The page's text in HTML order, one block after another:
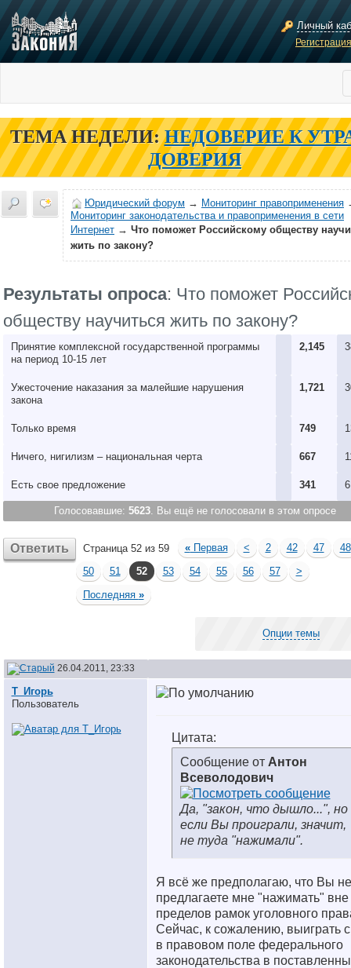
Личный
ТЕМА НЕДЕЛИ: НЕДОВЕРИЕ К
ДОВЕРИЯ
Юридический форум → Мониторинг правоприменения
Мониторинг законодательства и правоприменения в сети
Интернет → Что поможет Российскому обществу
жить по закону?
Результаты опроса: Что поможет
обществу научиться жить по закону?
Принятие комплексной государственной программы
на период 10-15 лет
2,145
Ужесточение наказания за малейшие нарушения
закона
1,721
Только время 749
Ничего, нигилизм – национальная черта 667
Есть свое предложениe 341
Голосовавшие: 5623. Вы ещё не голосовали в этом опросе
Ответить Страница 52 из 59 «Первая < 2 42 47
48
50
51 52 53 54 55 56 57
>
Последняя »
Опции темы
26.04.2011, 23:33
Т_Игорь
Пользователь
Цитата:
Сообщение от Антон
Всеволодович
Да, "закон, что дышло...", но
если Вы проиграли, значит,
не туда "нажимали".
Я всё же предполагаю, что Вы не
предлагаете мне "нажимать" вне
пределов рамок уголовного
Сейчас, к сожалению, выиграть
в правовом поле федерального
законодательства в